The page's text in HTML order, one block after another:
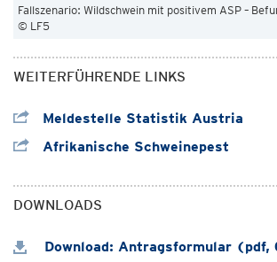
Fallszenario: Wildschwein mit positivem ASP –
© LF5
WEITERFÜHRENDE LINKS
Meldestelle Statistik Austria
Afrikanische Schweinepest
DOWNLOADS
Download: Antragsformular (pdf,